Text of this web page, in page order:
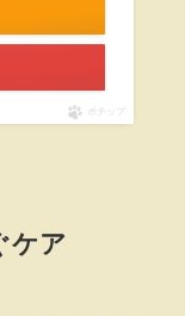
ポチップ
ケア